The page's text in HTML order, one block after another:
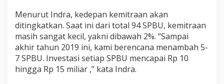
Menurut Indra, kedepan kemitraan akan
ditingkatkan. Saat ini dari total 94 SPBU, kemitraan
masih sangat kecil, yakni dibawah 2%. “Sampai
akhir tahun 2019 ini, kami berencana menambah 5-
7 SPBU. Investasi setiap SPBU mencapai Rp 10
hingga Rp 15 miliar ,” kata Indra.